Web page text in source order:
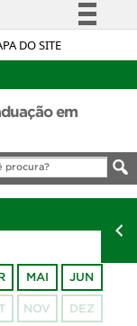
DO SITE
informação
Canais
em
MAI JUN
NOV DEZ